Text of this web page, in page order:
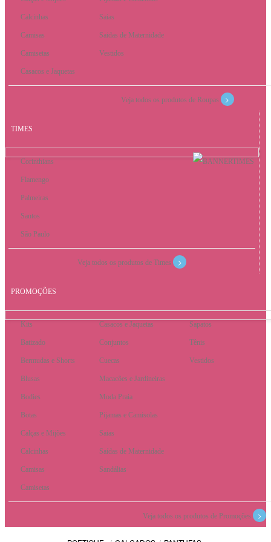
Calcinhas
Camisas
Camisetas
Casacos e Jaquetas
Saias
Saidas de Maternidade
Vestidos
Veja todos os produtos de Roupas >
TIMES
Corinthians
Flamengo
Palmeiras
Santos
São Paulo
Veja todos os produtos de Times >
PROMOÇÕES
Kits
Batizado
Bermudas e Shorts
Blusas
Bodies
Botas
Calças e Mijões
Calcinhas
Camisas
Camisetas
Casacos e Jaquetas
Conjuntos
Cuecas
Macacões e Jardineiras
Moda Praia
Pijamas e Camisolas
Saias
Saídas de Maternidade
Sandálias
Sapatos
Tênis
Vestidos
Veja todos os produtos de Promoções >